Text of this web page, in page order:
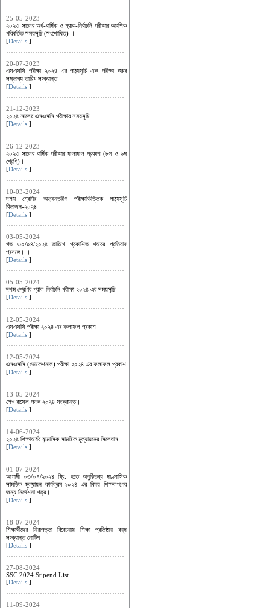
25-05-2023
২০২৩ সালের অর্ধ-বার্ষিক ও প্রাক-নির্বাচনি পরীক্ষার আংশিক
পরিবর্তিত সময়সূচি (সংশোধিত) ।
[Details ]
20-07-2023
এসএসসি পরীক্ষা ২০২৪ এর পাঠ্যসুচি এবং পরীক্ষা শুরুর
সম্ভাব্য তারিখ সংক্রান্ত।
[Details ]
21-12-2023
২০২৪ সালের এসএসসি পরীক্ষার সময়সূচি।
[Details ]
26-12-2023
২০২৩ সালের বার্ষিক পরীক্ষার ফলাফল প্রকাশ (৮ম ও ৯ম
শ্রেণি)।
[Details ]
10-03-2024
দশম শ্রেণির অভ্যন্তরীণ পরীক্ষাভিত্তিক পাঠ্যসূচি
বিভাজন-২০২৪
[Details ]
03-05-2024
গত ৩০/০৪/২০২৪ তারিখে প্রকাশিত খবরের প্রতিবাদ
প্রসঙ্গে। ।
[Details ]
05-05-2024
দশম শ্রেণির প্রাক-নির্বাচনি পরীক্ষা ২০২৪ এর সময়সূচি
[Details ]
12-05-2024
এসএসসি পরীক্ষা ২০২৪ এর ফলাফল প্রকাশ
[Details ]
12-05-2024
এসএসসি (ভোকেশনাল) পরীক্ষা ২০২৪ এর ফলাফল প্রকাশ
[Details ]
13-05-2024
শেখ রাসেল পদক ২০২৪ সংক্রান্ত।
[Details ]
14-06-2024
২০২৪ শিক্ষাবর্ষের ষান্মাসিক সামষ্টিক মূল্যায়নের সিলেবাস
[Details ]
01-07-2024
আগামী ০৩/০৭/২০২৪ খ্রি. হতে অনুষ্ঠিতব্য ষাণ্মাসিক
সামষ্ঠিক মূল্যায়ন কার্যক্রম-২০২৪ এর ‍বিষয় শিক্ষকগণের
জন্য নির্দেশনা পত্র।
[Details ]
18-07-2024
শিক্ষার্থীদের নিরাপত্তা বিবেচনায় শিক্ষা প্রতিষ্ঠান বন্ধ
সংক্রান্ত নোটিশ।
[Details ]
27-08-2024
SSC 2024 Stipend List
[Details ]
11-09-2024